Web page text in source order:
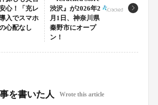
心！「充レ
入でスマホ
心配なし
渋沢』が2026年2
月1日、神奈川県
秦野市にオープ
ン！
を書いた人 Wrote this article